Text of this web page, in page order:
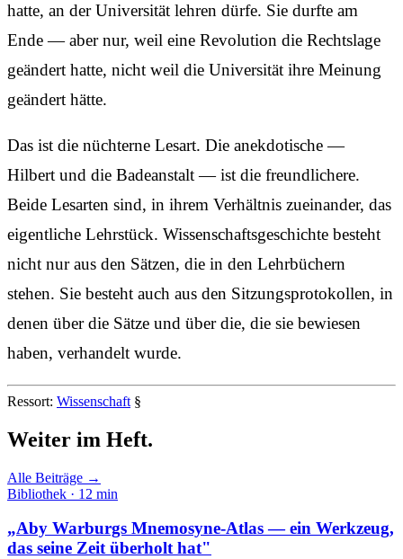
hatte, an der Universität lehren dürfe. Sie durfte am
Ende — aber nur, weil eine Revolution die Rechtslage
geändert hatte, nicht weil die Universität ihre Meinung
geändert hätte.
Das ist die nüchterne Lesart. Die anekdotische —
Hilbert und die Badeanstalt — ist die freundlichere.
Beide Lesarten sind, in ihrem Verhältnis zueinander, das
eigentliche Lehrstück. Wissenschafts­geschichte besteht
nicht nur aus den Sätzen, die in den Lehrbüchern
stehen. Sie besteht auch aus den Sitzungs­protokollen, in
denen über die Sätze und über die, die sie bewiesen
haben, verhandelt wurde.
Ressort: Wissenschaft §
Weiter im Heft.
Alle Beiträge →
Bibliothek · 12 min
„Aby Warburgs Mnemosyne-Atlas — ein Werkzeug,
das seine Zeit überholt hat"